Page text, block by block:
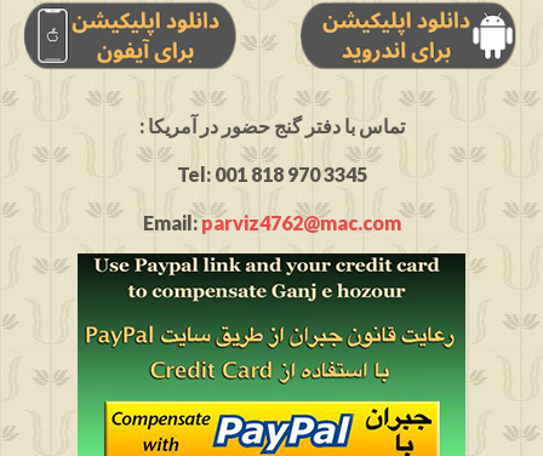
: تماس با دفتر گنج حضور در آمریکا
Tel: 001 818 970 3345
Email:parviz4762@mac.com